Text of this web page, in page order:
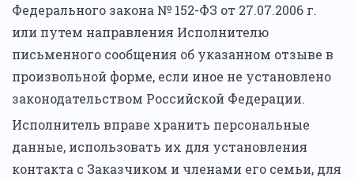
Федерального закона № 152-ФЗ от 27.07.2006 г.
или путем направления Исполнителю
письменного сообщения об указанном отзыве в
произвольной форме, если иное не установлено
законодательством Российской Федерации.
Исполнитель вправе хранить персональные
данные, использовать их для установления
контакта с Заказчиком и членами его семьи, для